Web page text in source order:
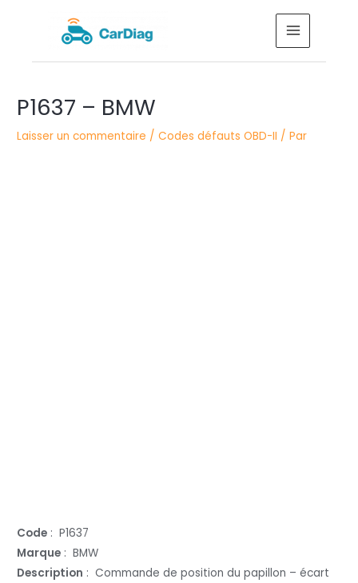
MAIN
MENU
P1637 – BMW
Laisser un commentaire /Codes défauts OBD-II / Par
Code : P1637
Marque : BMW
Description : Commande de position du papillon – écart
des
articles